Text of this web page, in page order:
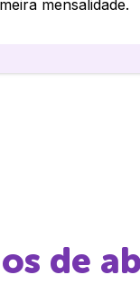
mensalidade.
de